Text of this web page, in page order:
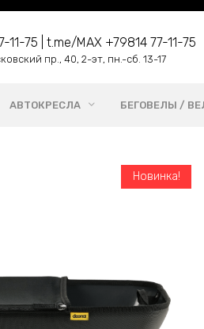
11-75 | t.me/MAX +79814 77-11-75
пр., 40, 2-эт, пн.-сб. 13-17
АВТОКРЕСЛА БЕГОВЕЛЫ /
Новинка!